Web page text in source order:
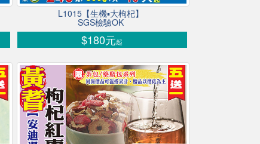
L1015【生機▪大枸杞】
SGS檢驗OK
$180元起